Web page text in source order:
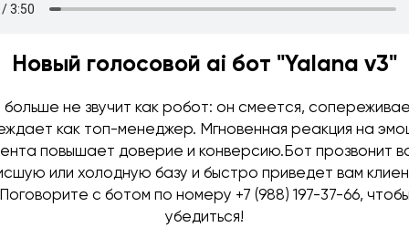
Новый голосовой ai бот "Yalana v3"
больше не звучит как робот: он смеется,
как топ-менеджер. Мгновенная реакция на
повышает доверие и конверсию.Бот прозвонит
или холодную базу и быстро приведет вам
Поговорите с ботом по номеру +7 (988) 197-37-66, чтобы
убедиться!